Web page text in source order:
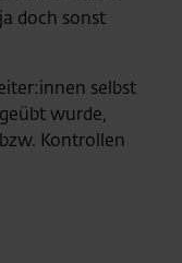
doch sonst
selbst
wurde,
Kontrollen